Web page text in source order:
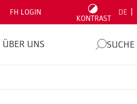
FH LOGIN
KONTRAST
DE
ÜBER UNS SUCHE